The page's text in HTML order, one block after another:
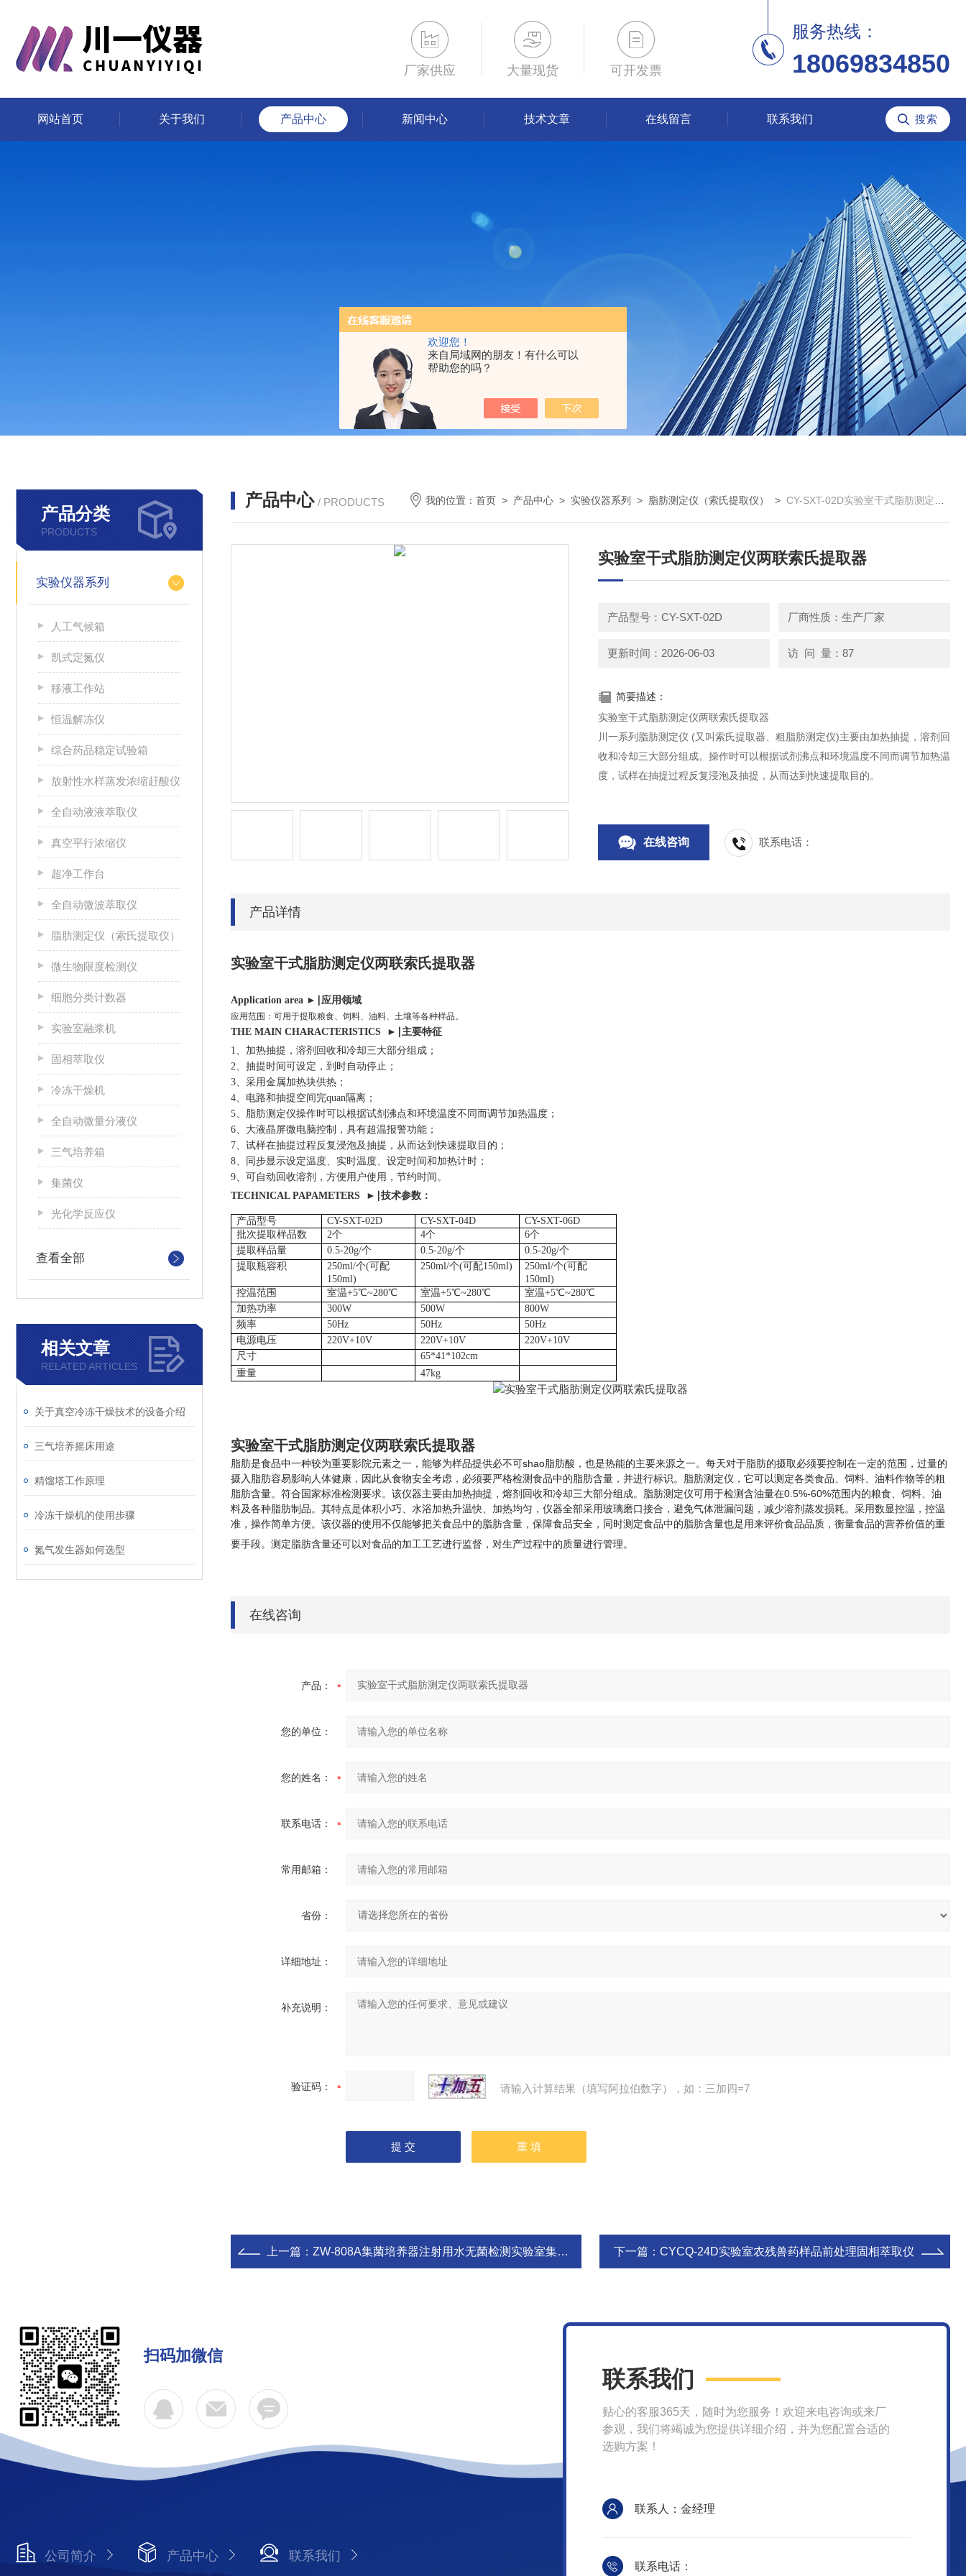
欢迎您！
来自局域网的朋友！有什么可以
帮助您的吗？
厂家供应 大量现货 可开发票
服务热线：
18069834850
网站首页 关于我们 产品中心 新闻中心 技术文章 在线留言 联系我们
产品分类
PRODUCTS
实验仪器系列
人工气候箱
凯式定氮仪
移液工作站
恒温解冻仪
综合药品稳定试验箱
放射性水样蒸发浓缩赶酸仪
全自动液液萃取仪
真空平行浓缩仪
超净工作台
全自动微波萃取仪
脂肪测定仪（索氏提取仪）
微生物限度检测仪
细胞分类计数器
实验室融浆机
固相萃取仪
冷冻干燥机
全自动微量分液仪
三气培养箱
集菌仪
光化学反应仪
查看全部
相关文章
RELATED ARTICLES
关于真空冷冻干燥技术的设备介绍
三气培养摇床用途
精馏塔工作原理
冷冻干燥机的使用步骤
氮气发生器如何选型
产品中心 / PRODUCTS 我的位置：首页 > 产品中心 > 实验仪器系列 > 脂肪测定仪（索氏提取仪） >CY-SXT-02D实验室干式脂肪测定仪两联索氏提取器
实验室干式脂肪测定仪两联索氏提取器
产品型号：CY-SXT-02D 厂商性质：生产厂家
更新时间：2026-06-03 访 问 量：87
简要描述：
实验室干式脂肪测定仪两联索氏提取器
川一系列脂肪测定仪 (又叫索氏提取器、粗脂肪测定仪)主要由加热抽提，溶剂回
收和冷却三大部分组成。操作时可以根据试剂沸点和环境温度不同而调节加热温
度，试样在抽提过程反复浸泡及抽提，从而达到快速提取目的。
在线咨询 联系电话：
产品详情
实验室干式脂肪测定仪两联索氏提取器
Application area ►∣ 应用领域
应用范围：可用于提取粮食、饲料、油料、土壤等各种样品。
THE MAIN CHARACTERISTICS ►∣主要特征
1、加热抽提，溶剂回收和冷却三大部分组成；
2、抽提时间可设定，到时自动停止；
3、采用金属加热块供热；
4、电路和抽提空间完quan隔离；
5、脂肪测定仪操作时可以根据试剂沸点和环境温度不同而调节加热温度；
6、大液晶屏微电脑控制，具有超温报警功能；
7、试样在抽提过程反复浸泡及抽提，从而达到快速提取目的；
8、同步显示设定温度、实时温度、设定时间和加热计时；
9、可自动回收溶剂，方便用户使用，节约时间。
TECHNICAL PAPAMETERS
► ∣技术参数：
产品型号 CY-SXT-02D CY-SXT-04D
CY-SXT-06D
批次提取样品数
2个 4个
6个
提取样品量
0.5-20g/个 0.5-20g/个
0.5-20g/个
提取瓶容积
250ml/个(可配
150ml)
250ml/个(可配150ml)
250ml/个(可配
150ml)
控温范围
室温+5℃~280℃ 室温+5℃~280℃ 室温+5℃~280℃
加热功率
300W 500W
800W
频率
50Hz 50Hz
50Hz
电源电压
220V+10V 220V+10V
220V+10V
尺寸
65*41*102cm
重量
47kg
实验室干式脂肪测定仪两联索氏提取器
脂肪是食品中一种较为重要影院元素之一，能够为样品提供必不可shao脂肪酸，也是热能的主要来源之一。每天对于脂肪的摄取必须要控制在一定的范围，过量的
摄入脂肪容易影响人体健康，因此从食物安全考虑，必须要严格检测食品中的脂肪含量，并进行标识。脂肪测定仪，它可以测定各类食品、饲料、油料作物等的粗
脂肪含量。符合国家标准检测要求。该仪器主要由加热抽提，熔剂回收和冷却三大部分组成。脂肪测定仪可用于检测含油量在0.5%-60%范围内的粮食、饲料、油
料及各种脂肪制品。其特点是体积小巧、水浴加热升温快、加热均匀，仪器全部采用玻璃磨口接合，避免气体泄漏问题，减少溶剂蒸发损耗。采用数显控温，控温
准，操作简单方便。该仪器的使用不仅能够把关食品中的脂肪含量，保障食品安全，同时测定食品中的脂肪含量也是用来评价食品品质，衡量食品的营养价值的重
要手段。测定脂肪含量还可以对食品的加工工艺进行监督，对生产过程中的质量进行管理。
在线咨询
产品：
您的单位：
您的姓名：
联系电话：
常用邮箱：
省份：
详细地址：
补充说明：
验证码： 请输入计算结果（填写阿拉伯数字），如：三加四=7
上一篇： ZW-808A集菌培养器注射用水无菌检测实验室集菌仪 下一篇： CYCQ-24D实验室农残兽药样品前处理固相萃取仪
扫码加微信
公司简介 产品中心 联系我们
联系我们
贴心的客服365天，随时为您服务！欢迎来电咨询或来厂
参观，我们将竭诚为您提供详细介绍，并为您配置合适的
选购方案！
联系人：金经理
联系电话：